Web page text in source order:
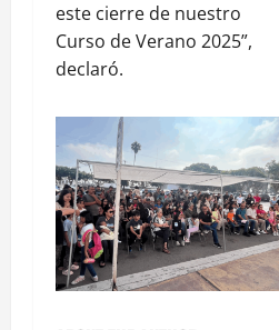
este cierre de nuestro
Curso de Verano 2025”,
declaró.